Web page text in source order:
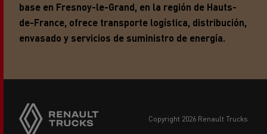
base en Fresnoy-le-Grand, en la región de Hauts-
de-France, ofrece transporte logística, distribución,
envasado y servicios de suministro de energía.
copyright 2026 Renault Trucks